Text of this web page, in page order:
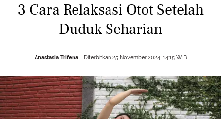
3 Cara Relaksasi Otot Setelah
Duduk Seharian
Anastasia Trifena Diterbitkan 25 November 2024, 14:15 WIB